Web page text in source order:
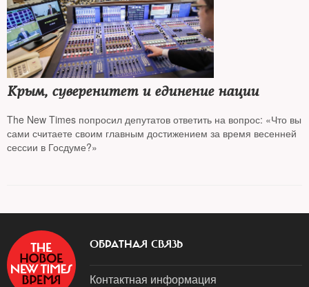
Крым, суверенитет и единение нации
The New Times попросил депутатов ответить на вопрос: «Что вы
сами считаете своим главным достижением за время весенней
сессии в Госдуме?»
ОБРАТНАЯ СВЯЗЬ
Контактная информация